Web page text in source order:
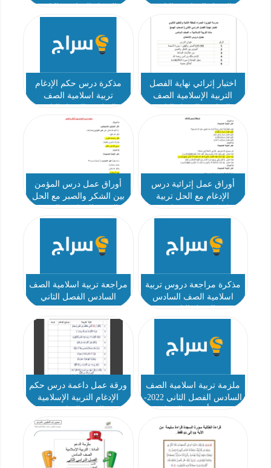
2025-2026
اختبار إثرائي نهاية الفصل
التربية الإسلامية الصف
مذكرة درس حكم الإدغام
تربية اسلامية الصف
أوراق عمل إثرائية درس
الإدغام مع الحل تربية
أوراق عمل درس المؤمن
بين الشكر والصبر مع الحل
السادس
مذكرة مراجعة دروس تربية
اسلامية الصف السادس
مراجعة تربية اسلامية الصف
السادس الفصل الثاني
ملزمة تربية اسلامية الصف
السادس الفصل الثاني 2022-
ورقة عمل داعمة درس حكم
الإدغام التربية الإسلامية